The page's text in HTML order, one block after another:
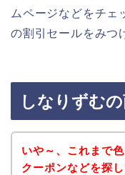
ムページなどをチェ
の割引セールをみつ
しなりずむ
いや～、これまで
クーポンなどを探